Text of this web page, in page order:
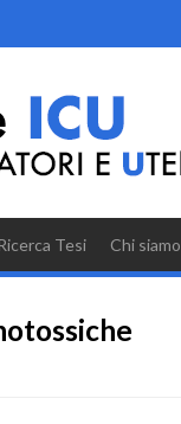
Tesi Chi siamo